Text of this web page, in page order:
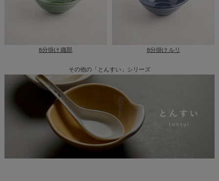
8分掛け 織部 8分掛け ルリ
その他の「とんすい」シリーズ